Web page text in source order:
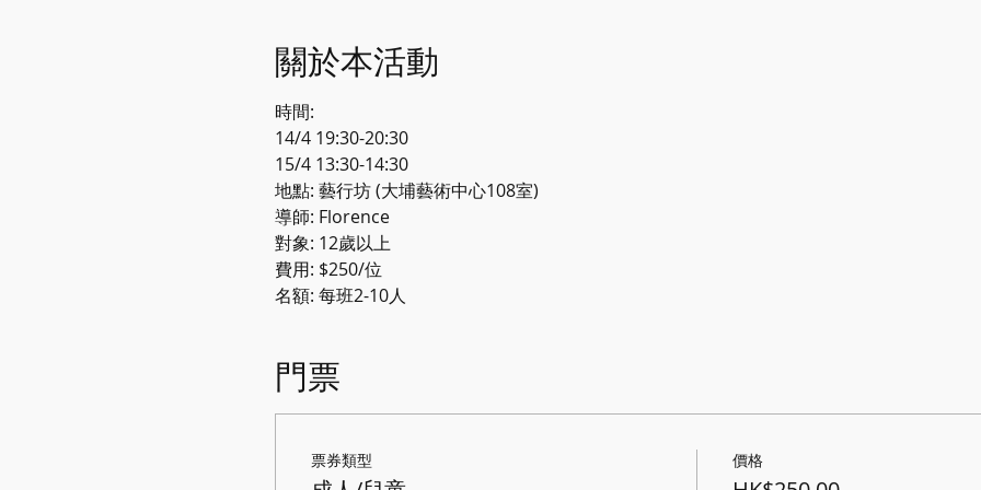
關於本活動
時間:
14/4 19:30-20:30
15/4 13:30-14:30
地點: 藝行坊 (大埔藝術中心108室)
導師: Florence
對象: 12歲以上
費用: $250/位
名額: 每班2-10人
門票
票券類型 價格